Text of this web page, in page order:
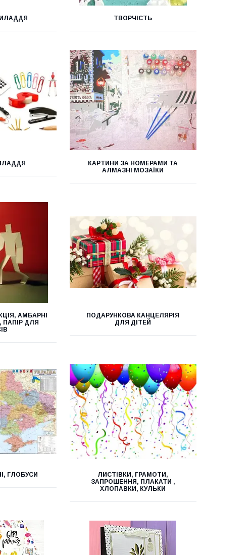
ТВОРЧІСТЬ
КАРТИНИ ЗА НОМЕРАМИ ТА
АЛМАЗНІ МОЗАЇКИ
АМБАРНІ
ПАПІР ДЛЯ
ПОДАРУНКОВА КАНЦЕЛЯРІЯ
ДЛЯ ДІТЕЙ
ГЛОБУСИ
ЛИСТІВКИ, ГРАМОТИ,
ЗАПРОШЕННЯ, ПЛАКАТИ ,
ХЛОПАВКИ, КУЛЬКИ